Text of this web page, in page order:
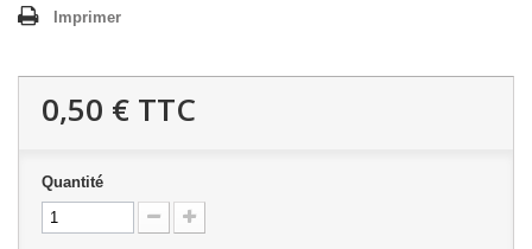
Imprimer
0,50 € TTC
Quantité